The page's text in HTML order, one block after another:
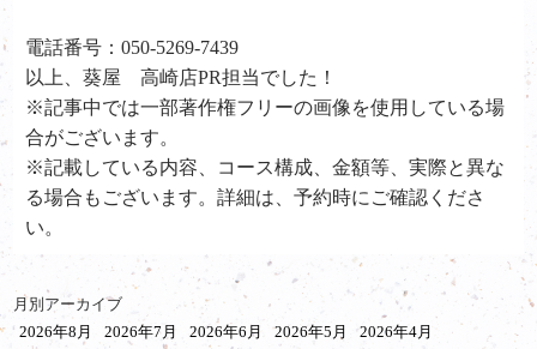
電話番号：050-5269-7439
以上、葵屋 高崎店PR担当でした！
※記事中では一部著作権フリーの画像を使用している場
合がございます。
※記載している内容、コース構成、金額等、実際と異な
る場合もございます。詳細は、予約時にご確認くださ
い。
月別アーカイブ
2026年8月
2026年7月 2026年6月 2026年5月
2026年4月